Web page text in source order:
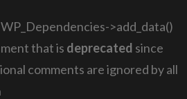
>add_data()
that is deprecated since
comments are ignored by all